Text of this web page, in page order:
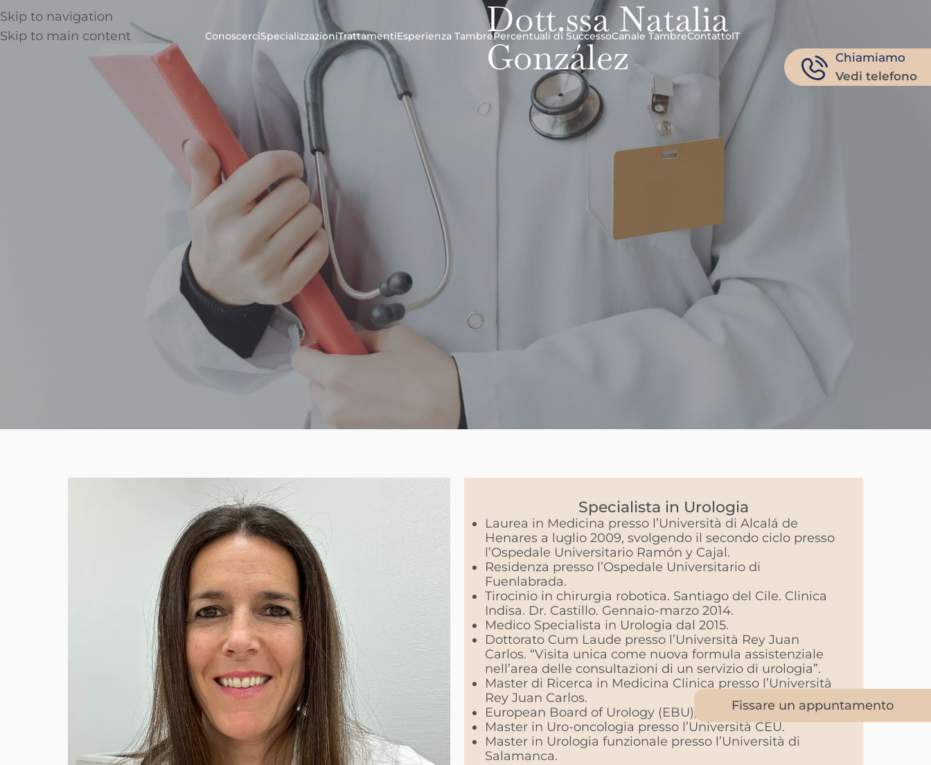
Skip to navigation
Skip to main content
ConoscerciSpecializzazioniTrattamentiEsperienza TambrePercentuali di SuccessoCanale TambreContattoIT
Chiamiamo
Vedi telefono
Dott.ssa Natalia
González
Specialista in Urologia
Laurea in Medicina presso l’Università di Alcalá de
Henares a luglio 2009, svolgendo il secondo ciclo presso
l’Ospedale Universitario Ramón y Cajal.
Residenza presso l’Ospedale Universitario di
Fuenlabrada.
Tirocinio in chirurgia robotica. Santiago del Cile. Clinica
Indisa. Dr. Castillo. Gennaio-marzo 2014.
Medico Specialista in Urologia dal 2015.
Dottorato Cum Laude presso l’Università Rey Juan
Carlos. “Visita unica come nuova formula assistenziale
nell’area delle consultazioni di un servizio di urologia”.
Master di Ricerca in Medicina Clinica presso l’Università
Rey Juan Carlos.
European Board of Urology (EBU), giugno 2015.
Master in Uro-oncologia presso l’Università CEU.
Master in Urologia funzionale presso l’Università di
Salamanca.
Fissare un appuntamento